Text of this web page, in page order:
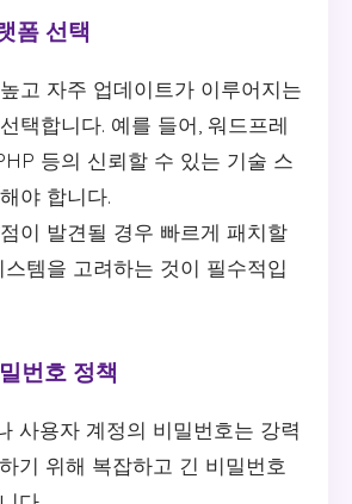
폼 선택
고 자주 업데이트가 이루어지는
택합니다. 예를 들어, 워드프레
등의 신뢰할 수 있는 기술 스
야 합니다.
이 발견될 경우 빠르게 패치할
템을 고려하는 것이 필수적입
번호 정책
사용자 계정의 비밀번호는 강력
기 위해 복잡하고 긴 비밀번호